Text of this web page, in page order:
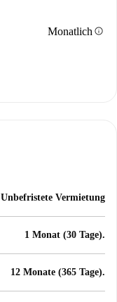
Monatlichinfo
Unbefristete Vermietung
1 Monat (30 Tage).
12 Monate (365 Tage).